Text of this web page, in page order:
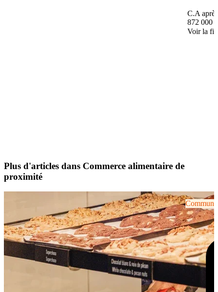
C.A
872 000 €
Voir la
Plus d'articles dans Commerce alimentaire de
proximité